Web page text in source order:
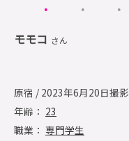
モモコ さん
原宿 / 2023年6月20日撮影
年齢： 23
職業： 専門学生